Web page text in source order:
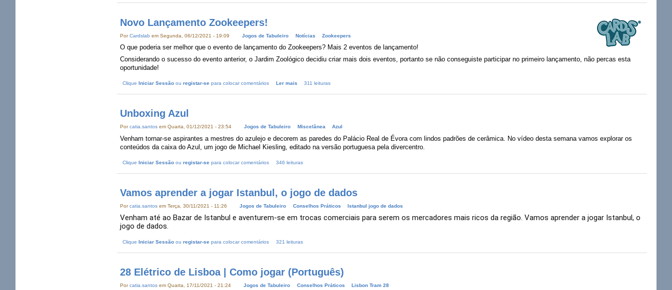
Novo Lançamento Zookeepers!
PorCardslab em Segunda, 06/12/2021 - 19:09 Jogos de Tabuleiro Notícias Zookeepers
O que poderia ser melhor que o evento de lançamento do Zookeepers? Mais 2 eventos de lançamento!
Considerando o sucesso do evento anterior, o Jardim Zoológico decidiu criar mais dois eventos, portanto se não conseguiste participar no primeiro lançamento, não percas esta
oportunidade!
CliqueIniciar Sessão ouregistar-se para colocar comentários Ler mais 311 leituras
Unboxing Azul
Porcatia.santos em Quarta, 01/12/2021 - 23:54 Jogos de Tabuleiro Miscelânea Azul
Venham tornar-se aspirantes a mestres do azulejo e decorem as paredes do Palácio Real de Évora com lindos padrões de cerâmica. No vídeo desta semana vamos explorar os
conteúdos da caixa do Azul, um jogo de Michael Kiesling, editado na versão portuguesa peladivercentro
CliqueIniciar Sessão ouregistar-se para colocar comentários 346 leituras
Vamos aprender a jogar Istanbul, o jogo de dados
Porcatia.santos em Terça, 30/11/2021 - 11:26 Jogos de Tabuleiro Conselhos Práticos Istanbul jogo de dados
Venham até ao Bazar de Istanbul e aventurem-se em trocas comerciais para serem os mercadores mais ricos da região. Vamos aprender a jogar Istanbul, o
jogo de dados.
CliqueIniciar Sessão ouregistar-se para colocar comentários 321 leituras
28 Elétrico de Lisboa | Como jogar (Português)
Porcatia.santos em Quarta, 17/11/2021 - 21:24 Jogos de Tabuleiro Conselhos Práticos Lisbon Tram 28